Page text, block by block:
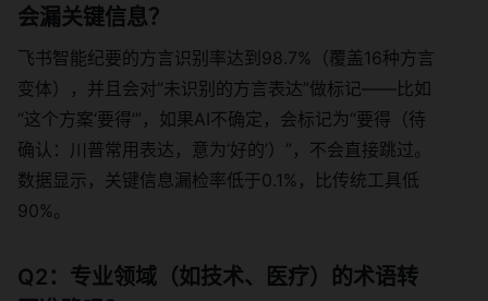
会漏关键信息？
飞书智能纪要的方言识别率达到98.7%（覆盖16种方言
变体），并且会对“未识别的方言表达”做标记——比如
“这个方案‘要得’”，如果AI不确定，会标记为“要得（待
确认：川普常用表达，意为‘好的’）”，不会直接跳过。
数据显示，关键信息漏检率低于0.1%，比传统工具低
90%。
Q2：专业领域（如技术、医疗）的术语转